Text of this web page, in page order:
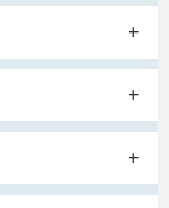
+
+
+